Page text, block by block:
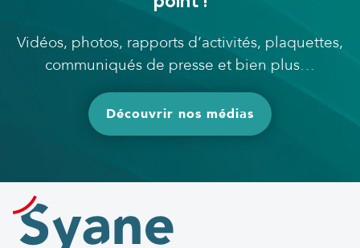
Vidéos, photos, rapports d’activités, plaquettes,
communiqués de presse et bien plus…
Découvrir nos médias